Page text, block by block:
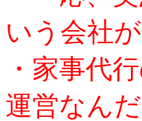
いう会社
・家事代
運営なんだ